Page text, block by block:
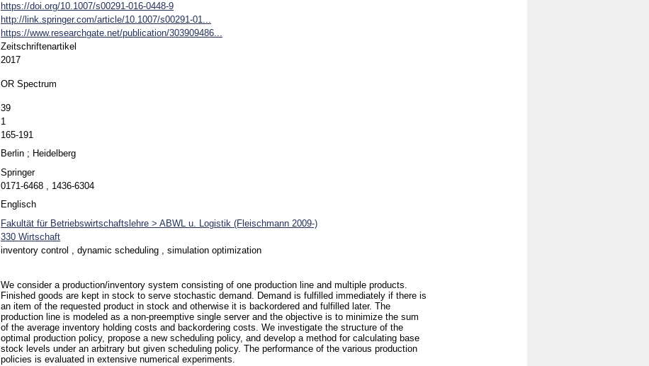
https://doi.org/10.1007/s00291-016-0448-9
http://link.springer.com/article/10.1007/s00291-01...
https://www.researchgate.net/publication/303909486...
Zeitschriftenartikel
2017
OR Spectrum
39
1
165-191
Berlin ; Heidelberg
Springer
0171-6468 , 1436-6304
Englisch
Fakultät für Betriebswirtschaftslehre > ABWL u. Logistik (Fleischmann 2009-)
330 Wirtschaft
inventory control , dynamic scheduling , simulation optimization
We consider a production/inventory system consisting of one production line and multiple products.
Finished goods are kept in stock to serve stochastic demand. Demand is fulfilled immediately if there is
an item of the requested product in stock and otherwise it is backordered and fulfilled later. The
production line is modeled as a non-preemptive single server and the objective is to minimize the sum
of the average inventory holding costs and backordering costs. We investigate the structure of the
optimal production policy, propose a new scheduling policy, and develop a method for calculating base
stock levels under an arbitrary but given scheduling policy. The performance of the various production
policies is evaluated in extensive numerical experiments.